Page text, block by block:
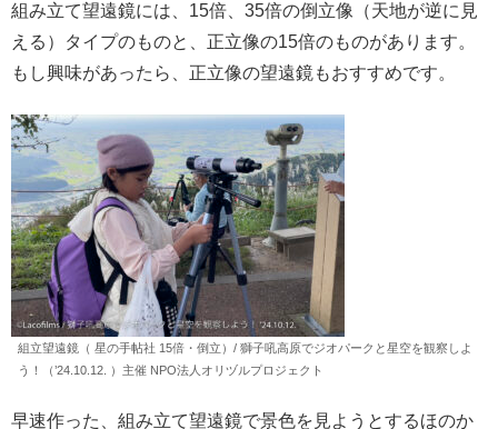
組み立て望遠鏡には、15倍、35倍の倒立像（天地が逆に見
える）タイプのものと、正立像の15倍のものがあります。
もし興味があったら、正立像の望遠鏡もおすすめです。
組立望遠鏡（ 星の手帖社 15倍・倒立）/ 獅子吼高原でジオパークと星空を観察しよ
う！（’24.10.12. ）主催 NPO法人オリヅルプロジェクト
早速作った、組み立て望遠鏡で景色を見ようとするほのか